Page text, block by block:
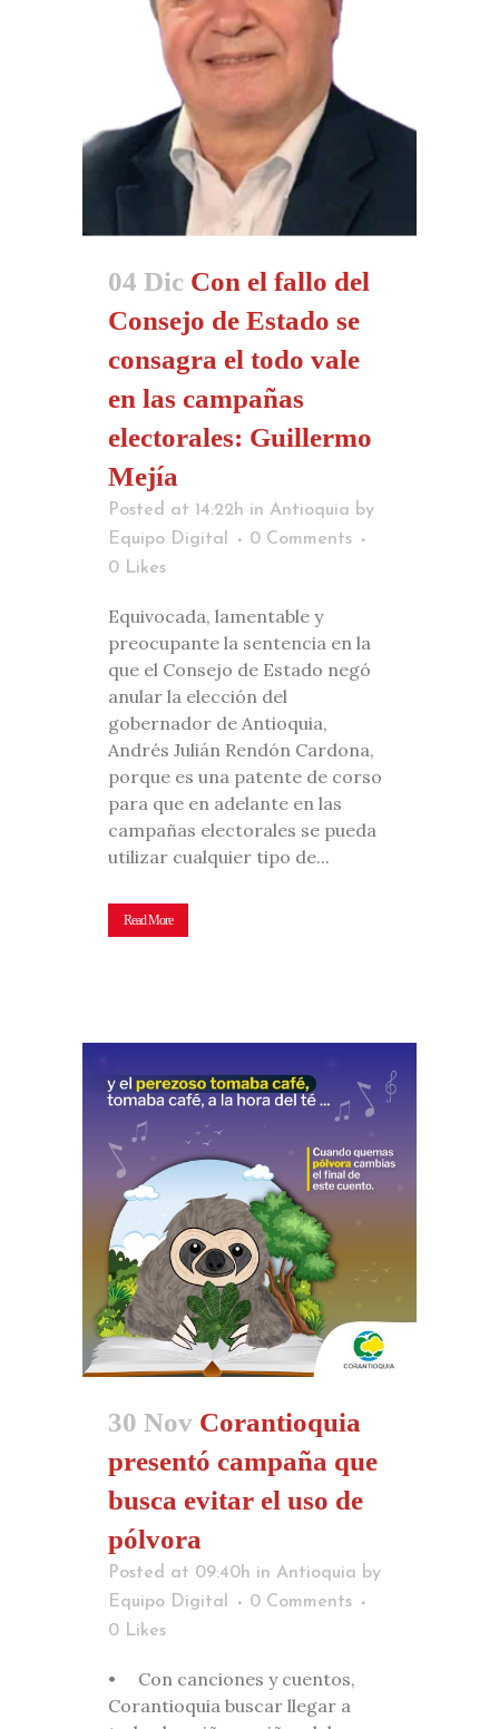
04 Dic Con el fallo del
Consejo de Estado se
consagra el todo vale
en las campañas
electorales: Guillermo
Mejía
Posted at 14:22h in Antioquia by
Equipo Digital
0 Comments
0 Likes
Equivocada, lamentable y
preocupante la sentencia en la
que el Consejo de Estado negó
anular la elección del
gobernador de Antioquia,
Andrés Julián Rendón Cardona,
porque es una patente de corso
para que en adelante en las
campañas electorales se pueda
utilizar cualquier tipo de...
Read More
30 Nov Corantioquia
presentó campaña que
busca evitar el uso de
pólvora
Posted at 09:40h in Antioquia by
Equipo Digital
0 Comments
0 Likes
• Con canciones y cuentos,
Corantioquia buscar llegar a